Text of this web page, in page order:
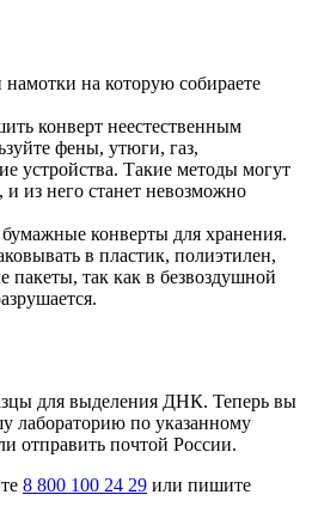
намотки на которую собираете
конверт неестественным
фены, утюги, газ,
устройства. Такие методы могут
и из него станет невозможно
конверты для хранения.
в пластик, полиэтилен,
пакеты, так как в безвоздушной
для выделения ДНК. Теперь вы
лабораторию по указанному
отправить почтой России.
8 800 100 24 29 или пишите